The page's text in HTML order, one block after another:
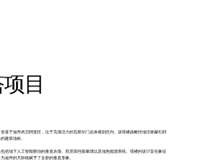
项目
落于迪拜杰贝阿里区，位于充满活力的瓦斯尔门总体规划区内。该塔楼战略性地沿谢赫扎耶
建筑地标。
括地下人工智能驱动的垂直农场、双层高性能幕墙以及地热能源系统。塔楼的设计旨在象征
迪拜的天际线赋予了全新的垂直形象。